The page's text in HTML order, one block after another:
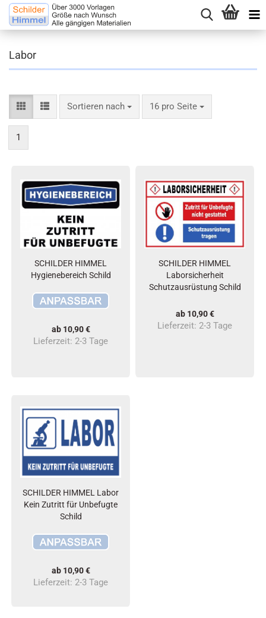
Labor
Sortieren nach 16 pro Seite
1
SCHILDER HIMMEL
Hygienebereich Schild
ab 10,90 €
Lieferzeit: 2-3 Tage
SCHILDER HIMMEL
Laborsicherheit
Schutzausrüstung Schild
ab 10,90 €
Lieferzeit: 2-3 Tage
SCHILDER HIMMEL Labor
Kein Zutritt für Unbefugte
Schild
ab 10,90 €
Lieferzeit: 2-3 Tage